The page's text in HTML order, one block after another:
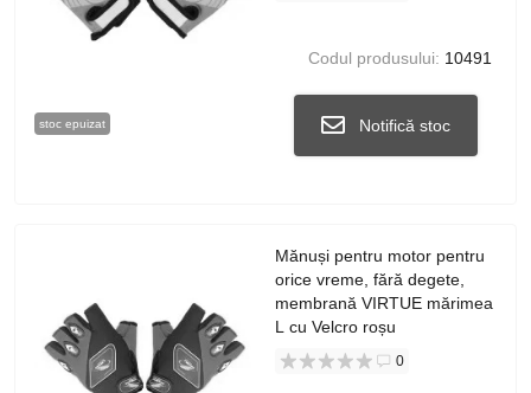
stoc epuizat
Codul produsului: 10491
Notifică stoc
Mănuși pentru motor pentru
orice vreme, fără degete,
membrană VIRTUE mărimea
L cu Velcro roșu
0